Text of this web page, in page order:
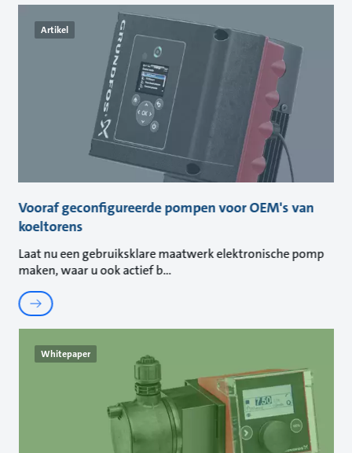
Artikel
Vooraf geconfigureerde pompen voor OEM's van
koeltorens
Laat nu een gebruiksklare maatwerk elektronische pomp
maken, waar u ook actief b
Whitepaper